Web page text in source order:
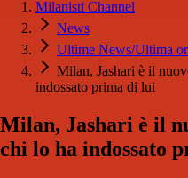
Milanisti Channel
News
Ultime News/Ultima
Milan, Jashari è il
indossato prima di lui
Milan, Jashari è il
chi lo ha indossato